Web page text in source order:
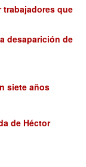
trabajadores que
desaparición de
siete años
de Héctor